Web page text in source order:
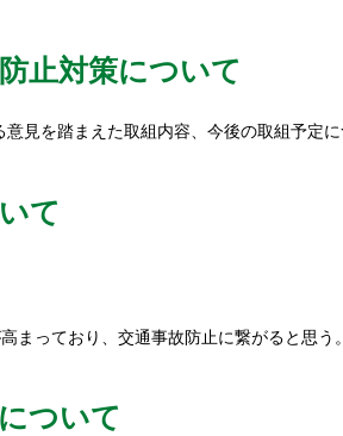
止対策について
見を踏まえた取組内容、今後の取組予定に
て
っており、交通事故防止に繋がると思う
ついて